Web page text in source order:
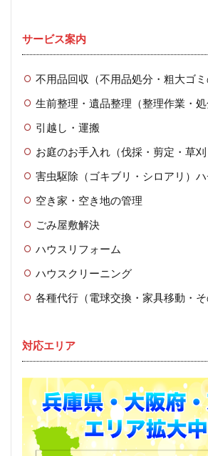
サービス案内
不用品回収（不用品処分・粗大ゴミ
生前整理・遺品整理（整理作業・処
引越し・運搬
お庭のお手入れ（伐採・剪定・草刈
害虫駆除（ゴキブリ・シロアリ）
空き家・空き地の管理
ごみ屋敷解決
ハウスリフォーム
ハウスクリーニング
各種代行（電球交換・家具移動・そ
対応エリア